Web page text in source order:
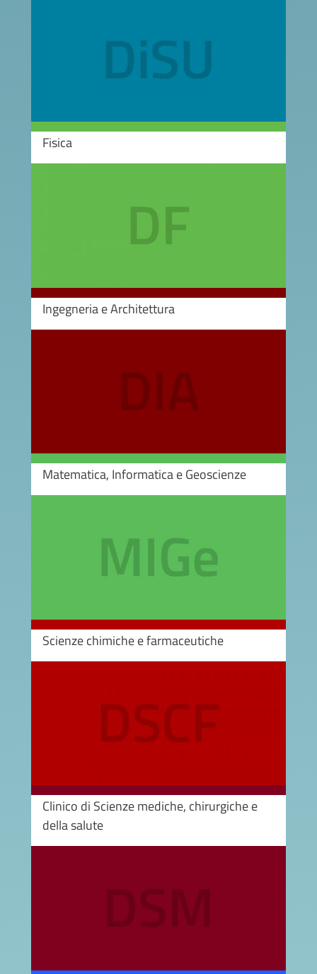
Fisica
Ingegneria e Architettura
Matematica, Informatica e Geoscienze
Scienze chimiche e farmaceutiche
Clinico di Scienze mediche, chirurgiche e
della salute